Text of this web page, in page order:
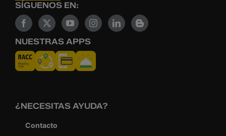
SÍGUENOS EN:
NUESTRAS APPS
¿NECESITAS AYUDA?
Contacto